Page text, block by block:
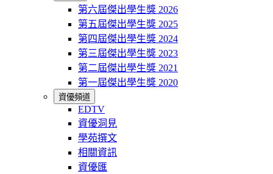
第六屆傑出學生獎 2026
第五屆傑出學生獎 2025
第四屆傑出學生獎 2024
第三屆傑出學生獎 2023
第二屆傑出學生獎 2021
第一屆傑出學生獎 2020
資優頻道
EDTV
資優洞見
學苑撰文
相關資訊
資優匯